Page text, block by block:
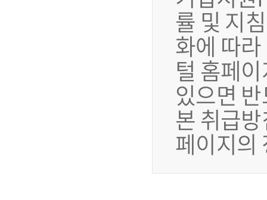
률 및 지
화에 따
털 홈페
있으면
본 취급
페이지의